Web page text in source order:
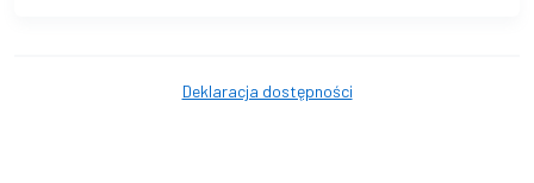
Deklaracja dostępności